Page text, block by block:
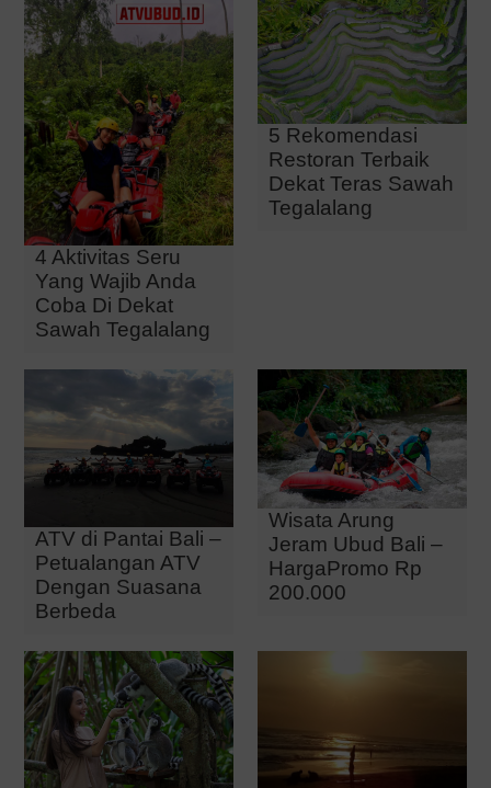
4 Aktivitas Seru
Yang Wajib Anda
Coba Di Dekat
Sawah Tegalalang
5 Rekomendasi
Restoran Terbaik
Dekat Teras Sawah
Tegalalang
ATV di Pantai Bali –
Petualangan ATV
Dengan Suasana
Berbeda
Wisata Arung
Jeram Ubud Bali –
HargaPromo Rp
200.000